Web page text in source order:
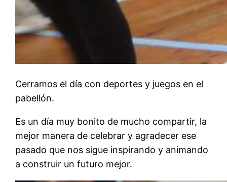
Cerramos el día con deportes y juegos en el
pabellón.
Es un día muy bonito de mucho compartir, la
mejor manera de celebrar y agradecer ese
pasado que nos sigue inspirando y animando
a construir un futuro mejor.